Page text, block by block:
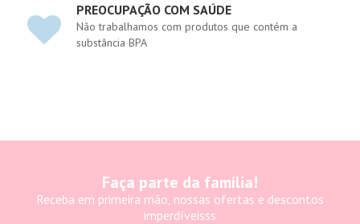
PREOCUPAÇÃO COM SAÚDE
Não trabalhamos com produtos que contém a
substância BPA
Faça parte da família!
Receba em primeira mão, nossas ofertas e descontos
imperdíveisss